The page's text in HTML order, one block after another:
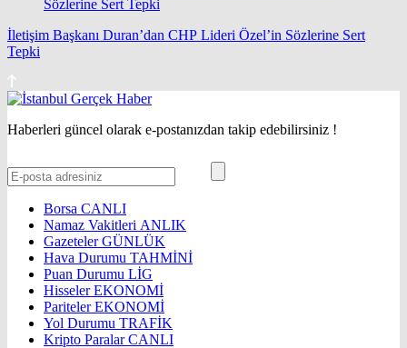
İletişim Başkanı Duran’dan CHP Lideri Özel’in Sözlerine Sert
Tepki
Haberleri güncel olarak e-postanızdan takip edebilirsiniz !
Borsa CANLI
Namaz Vakitleri ANLIK
GazetelerGÜNLÜK
Hava Durumu TAHMİNİ
Puan Durumu LİG
HisselerEKONOMİ
ParitelerEKONOMİ
Yol Durumu TRAFİK
Kripto ParalarCANLI